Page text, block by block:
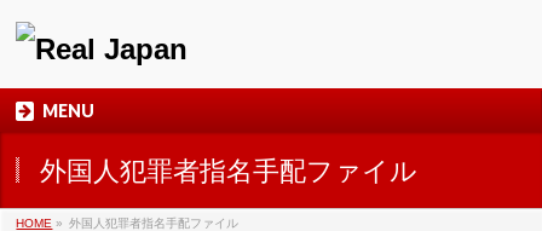
MENU
外国人犯罪者指名手配ファイル
HOME » 外国人犯罪者指名手配ファイル